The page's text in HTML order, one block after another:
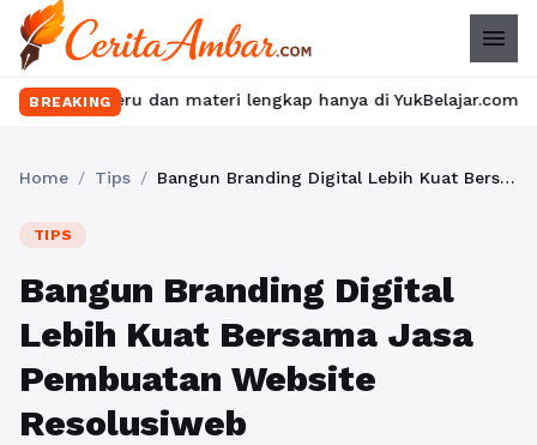
menu
BREAKING
dan materi lengkap hanya di YukBelajar.com. Mulai
Home / Tips / Bangun Branding Digital Lebih Kuat Bersama Jasa Pembuatan Website Resolusiweb
TIPS
Bangun Branding Digital
Lebih Kuat Bersama Jasa
Pembuatan Website
Resolusiweb